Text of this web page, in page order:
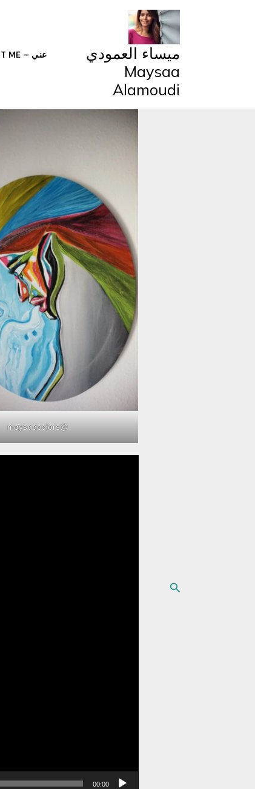
ميساء العمودي
Maysaa
Alamoudi
عني – ABOUT ME
البحث
@maysaacolors
00:00